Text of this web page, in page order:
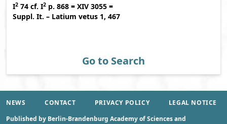
I2 74 cf. I2 p. 868 = XIV 3055 =
Suppl. It. – Latium vetus 1, 467
Go to Search
NEWS CONTACT PRIVACY POLICY
LEGAL NOTICE
Published by Berlin-Brandenburg Academy of Sciences and